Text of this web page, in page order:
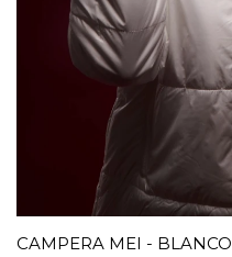
CAMPERA MEI - BLANCO